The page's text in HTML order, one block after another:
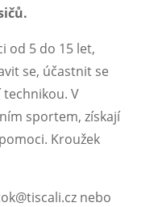
od 5 do 15 let,
se, účastnit se
V
sportem, získají
Kroužek
nebo